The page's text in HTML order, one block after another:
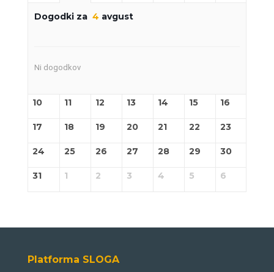
Dogodki za 4 avgust
Ni dogodkov
10 11 12 13 14 15 16
17 18 19 20 21 22 23
24 25 26 27 28 29 30
31 1 2 3 4 5 6
Platforma SLOGA